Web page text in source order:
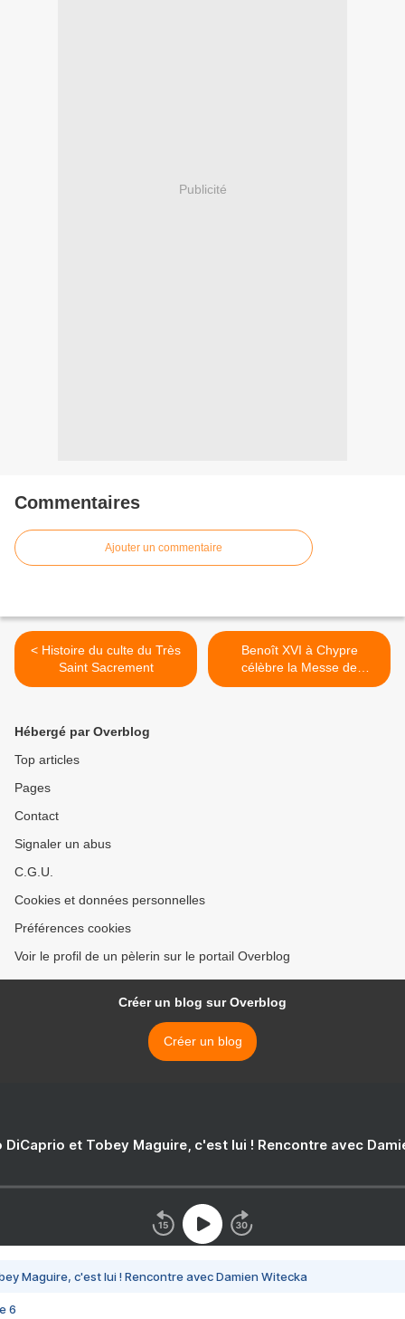
Publicité
Commentaires
Ajouter un commentaire
< Histoire du culte du Très
Saint Sacrement
Benoît XVI à Chypre
célèbre la Messe de
l'Exaltation de la Croix à
Hébergé par Overblog
Top articles
Pages
Contact
Signaler un abus
C.G.U.
Cookies et données personnelles
Préférences cookies
Voir le profil de un pèlerin sur le portail Overblog
Créer un blog sur Overblog
Créer un blog
DiCaprio et Tobey Maguire, c'est lui ! Rencontre avec
Maguire, c'est lui ! Rencontre avec Damien Witecka
6